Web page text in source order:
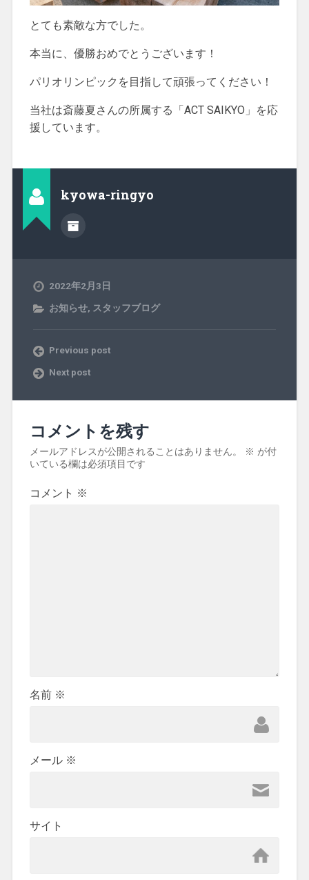
とても素敵な方でした。
本当に、優勝おめでとうございます！
パリオリンピックを目指して頑張ってください！
当社は斎藤夏さんの所属する「ACT SAIKYO」を応
援しています。
kyowa-ringyo
2022年2月3日
お知らせ, スタッフブログ
Previous post
Next post
コメントを残す
メールアドレスが公開されることはありません。 ※ が付
いている欄は必須項目です
コメント ※
名前 ※
メール ※
サイト